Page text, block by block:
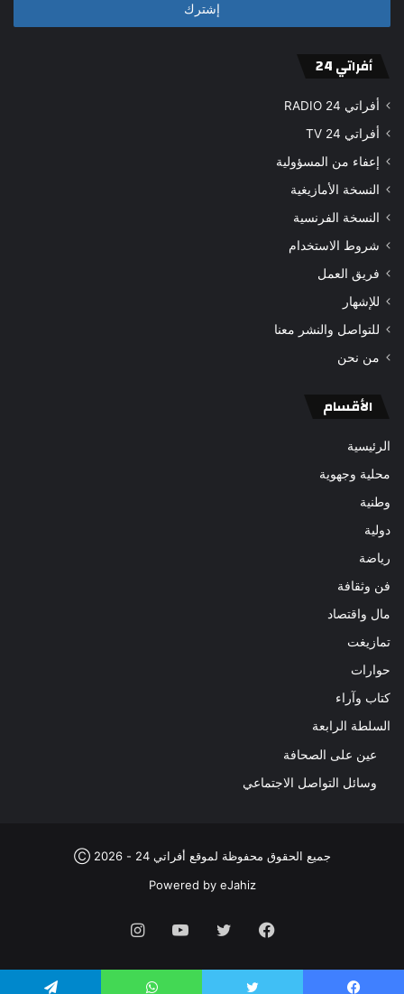
أفراتي 24
أفراتي 24 RADIO
أفراتي 24 TV
إعفاء من المسؤولية
النسخة الأمازيغية
النسخة الفرنسية
شروط الاستخدام
فريق العمل
للإشهار
للتواصل والنشر معنا
من نحن
الأقسام
الرئيسية
محلية وجهوية
وطنية
دولية
رياضة
فن وثقافة
مال واقتصاد
تمازيغت
حوارات
كتاب وآراء
السلطة الرابعة
عين على الصحافة
وسائل التواصل الاجتماعي
جميع الحقوق محفوظة لموقع أفراتي 24 - 2026 Ⓒ
Powered by eJahiz
فيسبوك تويتر يوتيوب